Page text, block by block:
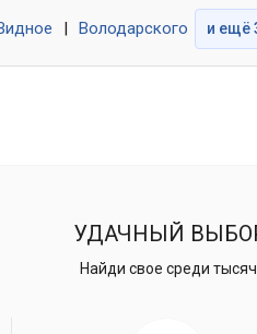
Володарского и ещё
УДАЧНЫЙ
Найди свое среди